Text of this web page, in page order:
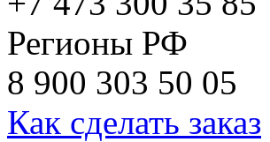
Регионы РФ
8 900 303 50 05
Как сделать заказ